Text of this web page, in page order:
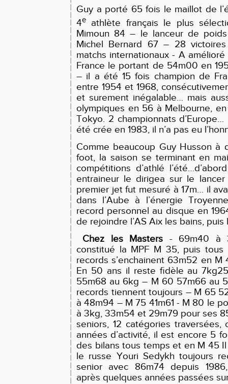
Guy a porté 65 fois le maillot de
4e athlète français le plus
Mimoun 84 – le lanceur de
Michel Bernard 67 – 28
matchs internationaux - A
France le portant de 54m00 en
– il a été 15 fois champion de
entre 1954 et 1968,
et surement inégalable… mais
olympiques en 56 à Melbourne,
Tokyo. 2 championnats
été crée en 1983, il n’a pas eu
Comme beaucoup Guy Husson à
foot, la saison se terminant en
compétitions d’athlé
entraineur le dirigea sur le
premier jet fut mesuré à 17m… il
dans l’Aube à l’énergie
record personnel au disque en
de rejoindre l’AS Aix les bains, puis
Chez les Masters - 69m40 à
constitué la MPF M 35, puis
records s’enchainent 63m52 en
En 50 ans il reste fidèle au
55m68 au 6kg – M 60 57m66 au
records tiennent toujours – M 65
à 48m94 – M 75 41m61 - M 80 le
à 3kg, 33m54 et 29m79 pour ses
seniors, 12 catégories
années d’activité, il est encore 5
des bilans tous temps et en M 45
le russe Youri Sedykh toujours
senior avec 86m74 depuis
après quelques années passées